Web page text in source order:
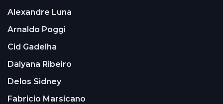
Alexandre Luna
Arnaldo Poggi
Cid Gadelha
Dalyana Ribeiro
Delos Sidney
Fabricio Marsicano